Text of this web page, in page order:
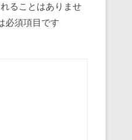
ることはありませ
必須項目です